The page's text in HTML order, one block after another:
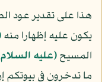
هذا على تقدير عود
يكون عليه إظهارا منه
المسيح(عليه
ما تدخرون في بيوتكم